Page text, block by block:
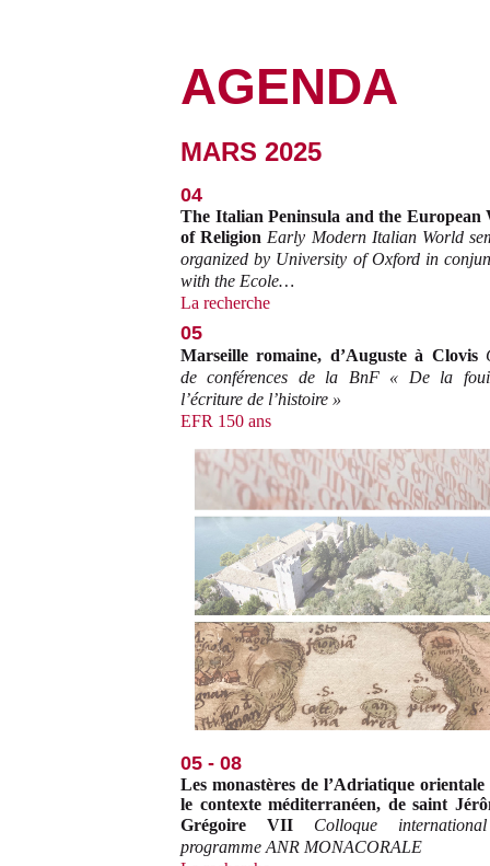
AGENDA
MARS 2025
04
The Italian Peninsula and the European
of Religion Early Modern Italian World
organized by University of Oxford in
with the Ecole…
La recherche
05
Marseille romaine, d’Auguste à Clovis
de conférences de la BnF « De la
l’écriture de l’histoire »
EFR 150 ans
05 - 08
Les monastères de l’Adriatique orientale
le contexte méditerranéen, de saint
Grégoire VII
Colloque
programme ANR MONACORALE